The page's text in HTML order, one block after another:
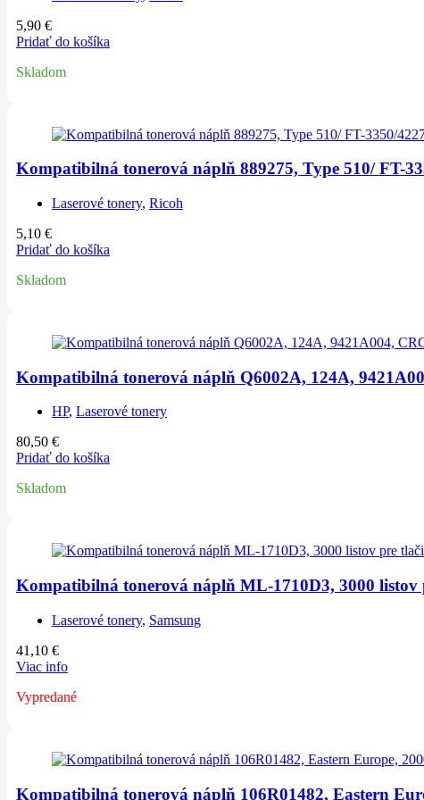
5,90 €
Pridať do košíka
Skladom
Kompatibilná tonerová náplň 889275, Type 510/ FT-
Laserové tonery, Ricoh
5,10 €
Pridať do košíka
Skladom
Kompatibilná tonerová náplň Q6002A, 124A,
HP, Laserové tonery
80,50 €
Pridať do košíka
Skladom
Kompatibilná tonerová náplň ML-1710D3, 3000 listov
Laserové tonery, Samsung
41,10 €
Viac info
Vypredané
Kompatibilná tonerová náplň 106R01482, Eastern